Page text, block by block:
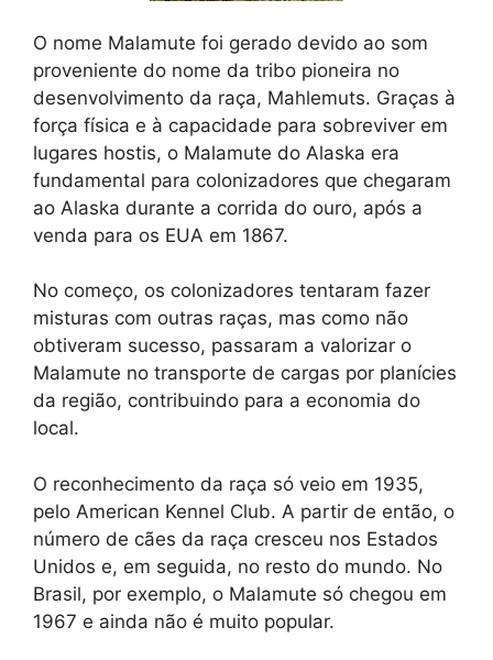
O nome Malamute foi gerado devido ao som
proveniente do nome da tribo pioneira no
desenvolvimento da raça, Mahlemuts. Graças à
força física e à capacidade para sobreviver em
lugares hostis, o Malamute do Alaska era
fundamental para colonizadores que chegaram
ao Alaska durante a corrida do ouro, após a
venda para os EUA em 1867.
No começo, os colonizadores tentaram fazer
misturas com outras raças, mas como não
obtiveram sucesso, passaram a valorizar o
Malamute no transporte de cargas por planícies
da região, contribuindo para a economia do
local.
O reconhecimento da raça só veio em 1935,
pelo American Kennel Club. A partir de então, o
número de cães da raça cresceu nos Estados
Unidos e, em seguida, no resto do mundo. No
Brasil, por exemplo, o Malamute só chegou em
1967 e ainda não é muito popular.